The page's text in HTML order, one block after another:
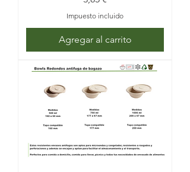
Impuesto incluido
Agregar al carrito